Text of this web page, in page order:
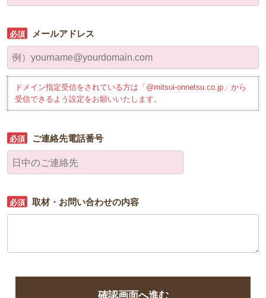
メールアドレス
ドメイン指定受信をされている方は「@mitsui-onnetsu.co.jp」から
受信できるよう設定をお願いいたします。
ご連絡先電話番号
取材・お問い合わせの内容
確認画面へ進む